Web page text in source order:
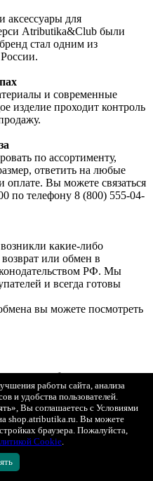
аксессуары для
Atributika&Club были
стал одним из
и современные
изделие проходит контроль
по ассортименту,
ответить на любые
оплате. Вы можете связаться
по телефону 8 (800) 555-04-
какие-либо
или обмен в
РФ. Мы
и всегда готовы
вы можете посмотреть
выбрать оплату
картой. Только сумма
равными частями.
делит оплату покупки на
заплатить только ¼ от
2 недели.
стоимость заказа.
работы сайта, анализа
и удобства пользователей.
Вы соглашаетесь с Условиями
shop.atributika.ru. Вы можете
браузера. Пожалуйста,
Cookie.